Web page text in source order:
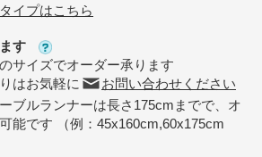
イプはこちら
す
サイズでオーダー承ります
はお気軽に
お問い合わせください
ブルランナーは長さ175cmまでで、オ
能です （例：45x160cm,60x175cm